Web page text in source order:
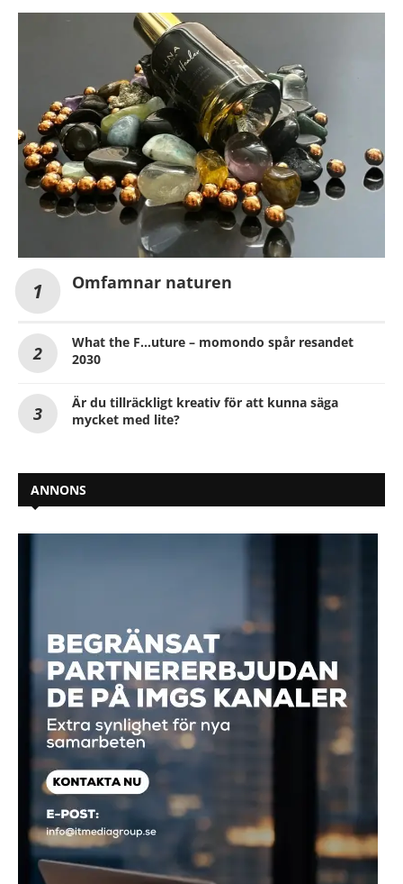
Omfamnar naturen
What the F…uture – momondo spår resandet
2030
Är du tillräckligt kreativ för att kunna säga
mycket med lite?
ANNONS